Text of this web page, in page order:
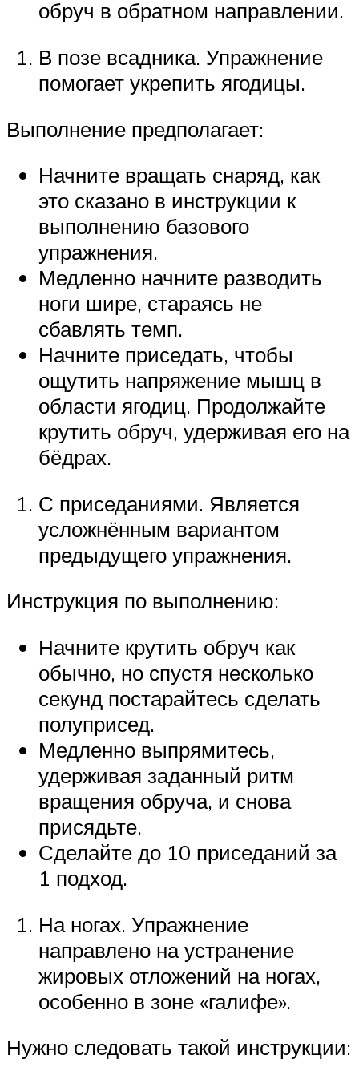
обруч в обратном направлении.
В позе всадника. Упражнение
помогает укрепить ягодицы.
Выполнение предполагает:
Начните вращать снаряд, как
это сказано в инструкции к
выполнению базового
упражнения.
Медленно начните разводить
ноги шире, стараясь не
сбавлять темп.
Начните приседать, чтобы
ощутить напряжение мышц в
области ягодиц. Продолжайте
крутить обруч, удерживая его на
бёдрах.
С приседаниями. Является
усложнённым вариантом
предыдущего упражнения.
Инструкция по выполнению:
Начните крутить обруч как
обычно, но спустя несколько
секунд постарайтесь сделать
полуприсед.
Медленно выпрямитесь,
удерживая заданный ритм
вращения обруча, и снова
присядьте.
Сделайте до 10 приседаний за
1 подход.
На ногах. Упражнение
направлено на устранение
жировых отложений на ногах,
особенно в зоне «галифе».
Нужно следовать такой инструкции: